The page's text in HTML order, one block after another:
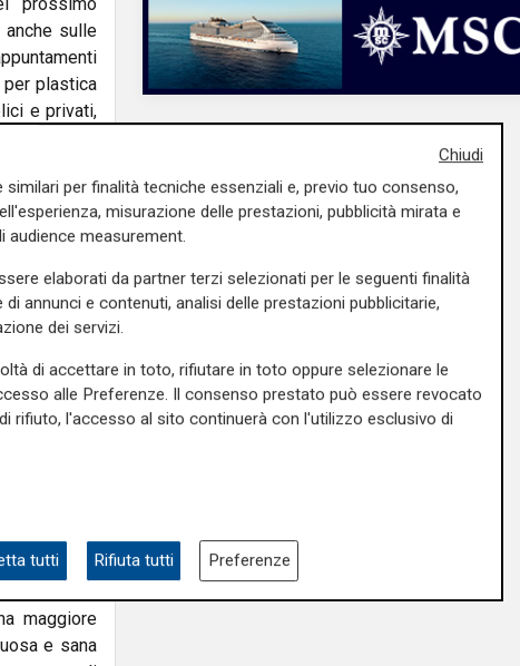
prossimo
anche sulle
per plastica
e privati,
all’interno
europeo
Ducale
e
attività dei
come
materiali
dal vento.
Caruggi
macchina
Est Andrea
giorno.
da
maggiore
e sana
Chiudi
per finalità tecniche essenziali e, previo tuo consenso,
misurazione delle prestazioni, pubblicità mirata e
measurement.
elaborati da partner terzi selezionati per le seguenti finalità
annunci e contenuti, analisi delle prestazioni pubblicitarie,
dei servizi.
di accettare in toto, rifiutare in toto oppure selezionare le
alle Preferenze. Il consenso prestato può essere revocato
rifiuto, l'accesso al sito continuerà con l'utilizzo esclusivo di
tutti Rifiuta tutti Preferenze